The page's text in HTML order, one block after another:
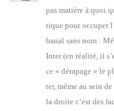
pas matière à quoi
tique pour occu­per
banal sans nom :
Inter (en réa­li­té, il
ce « déra­page » le
ter, même au sein
la droite c’est des